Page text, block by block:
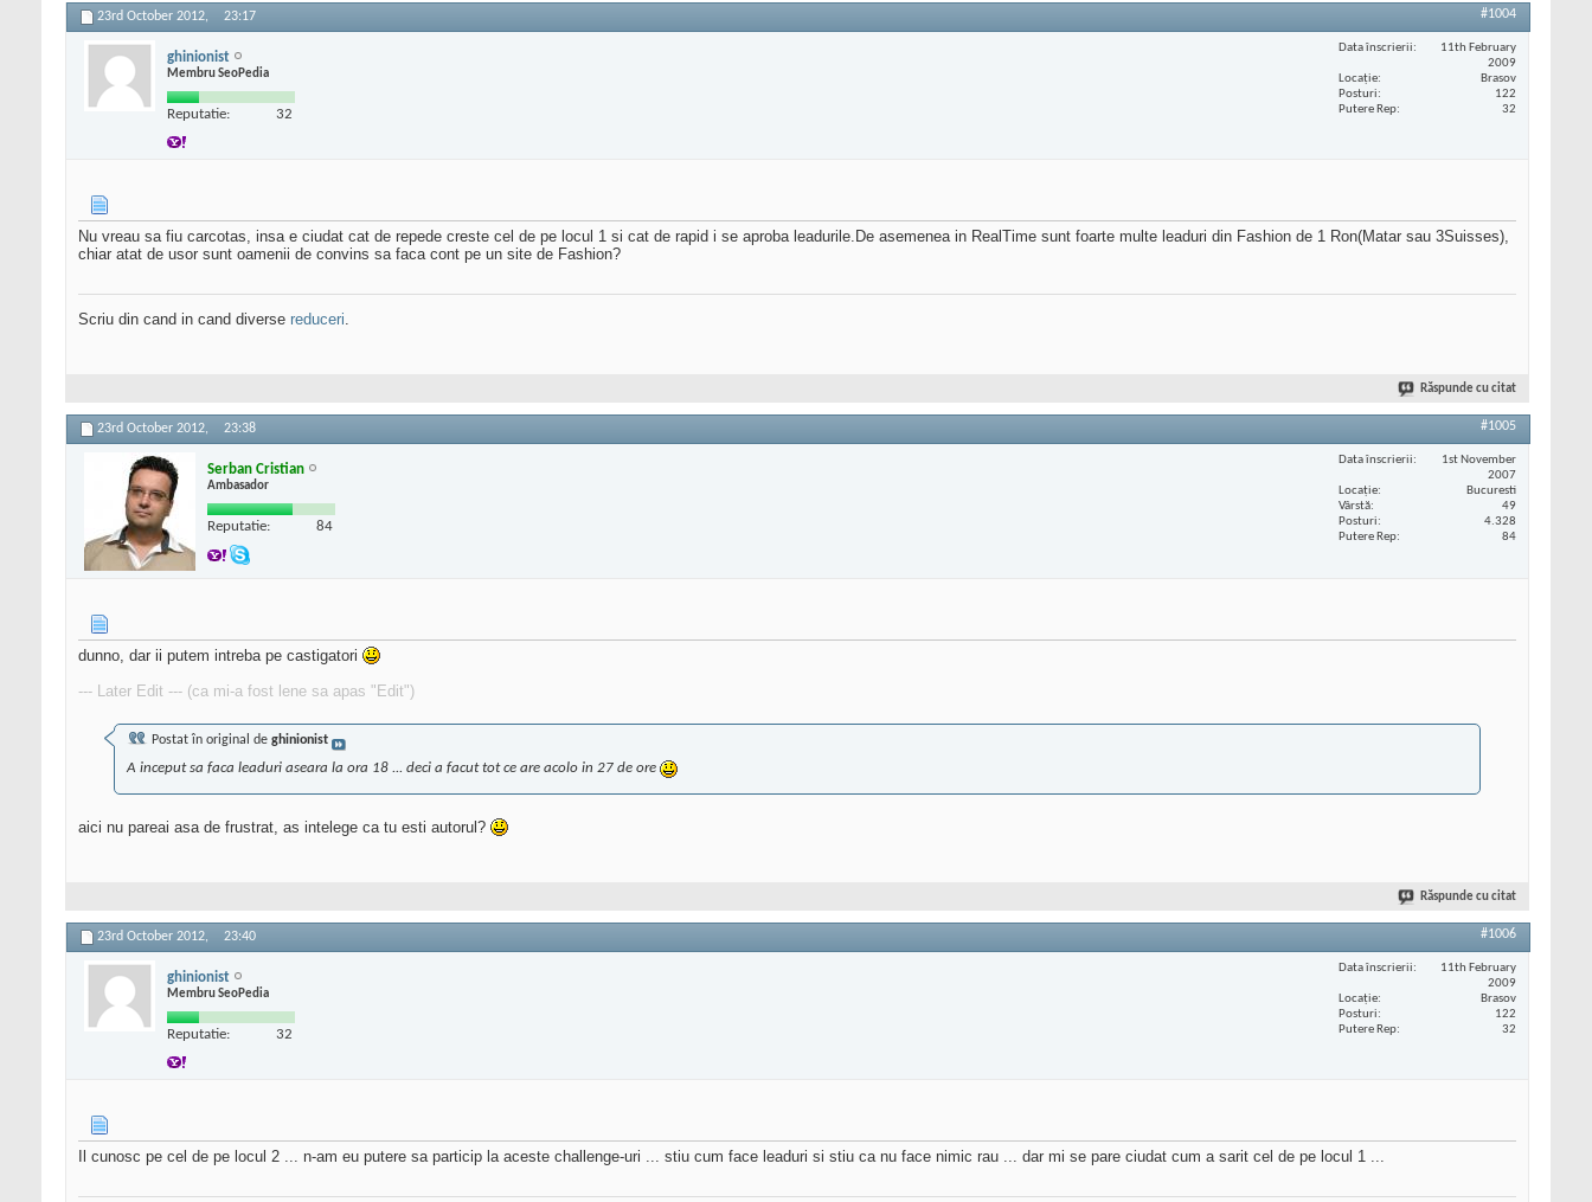
23rd October 2012, 23:17 #1004
ghinionist
Membru SeoPedia
Reputatie: 32
Data înscrierii
11th February
2009
Locaţie
Brasov
Posturi
122
Putere Rep
32
Nu vreau sa fiu carcotas, insa e ciudat cat de repede creste cel de pe locul 1 si cat de rapid i se aproba leadurile.De asemenea in RealTime sunt foarte multe leaduri din Fashion de 1 Ron(Matar sau 3Suisses),
chiar atat de usor sunt oamenii de convins sa faca cont pe un site de Fashion?
Scriu din cand in cand diverse reduceri.
Răspunde cu citat
23rd October 2012, 23:38 #1005
Serban Cristian
Ambasador
Reputatie: 84
Data înscrierii
1st November
2007
Locaţie
Bucuresti
Vârstă
49
Posturi
4.328
Putere Rep
84
dunno, dar ii putem intreba pe castigatori
--- Later Edit --- (ca mi-a fost lene sa apas "Edit")
Postat în original de ghinionist
A inceput sa faca leaduri aseara la ora 18 ... deci a facut tot ce are acolo in 27 de ore
aici nu pareai asa de frustrat, as intelege ca tu esti autorul?
Răspunde cu citat
23rd October 2012, 23:40 #1006
ghinionist
Membru SeoPedia
Reputatie: 32
Data înscrierii
11th February
2009
Locaţie
Brasov
Posturi
122
Putere Rep
32
Il cunosc pe cel de pe locul 2 ... n-am eu putere sa particip la aceste challenge-uri ... stiu cum face leaduri si stiu ca nu face nimic rau ... dar mi se pare ciudat cum a sarit cel de pe locul 1 ...